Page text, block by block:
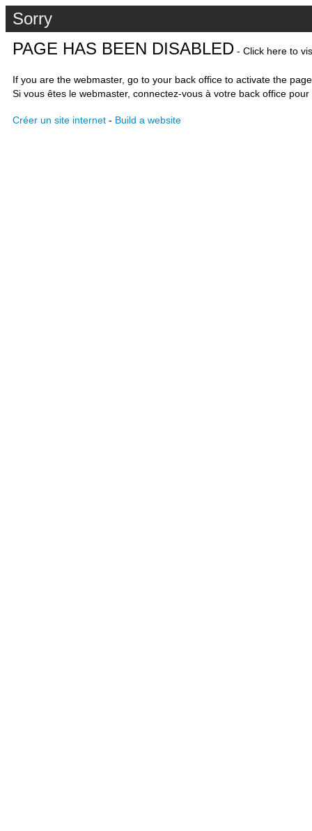
Sorry
PAGE HAS BEEN DISABLED - Click here to
If you are the webmaster, go to your back office to activate the
Si vous êtes le webmaster, connectez-vous à votre back office
Créer un site internet - Build a website